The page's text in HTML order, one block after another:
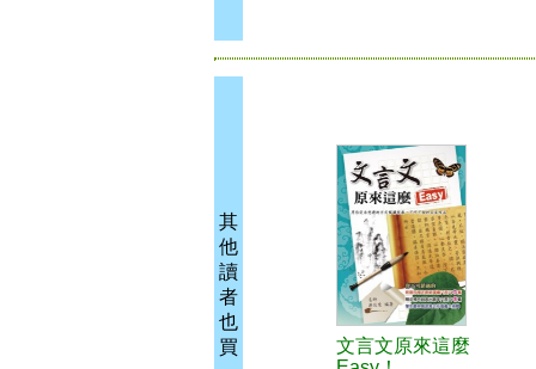
其
他
讀
者
也
買
文言文原來這麼